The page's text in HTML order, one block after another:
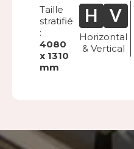
Taille
stratifié
:
4080
x 1310
mm
Horizontal
& Vertical